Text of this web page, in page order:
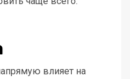
влияет на